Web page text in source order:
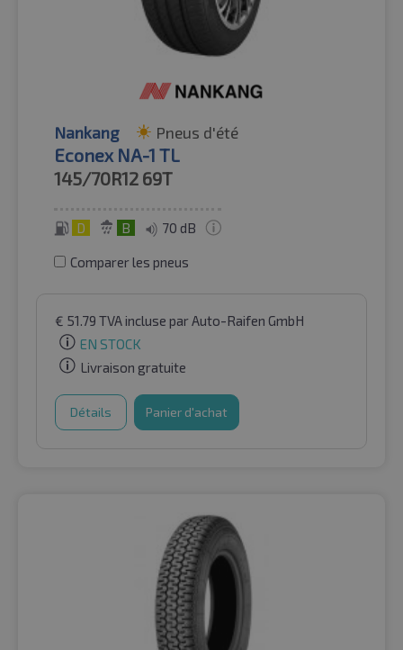
Nankang Pneus d'été
Econex NA-1 TL
145/70R12 69T
D B 70 dB
Comparer les pneus
€ 51.79 TVA incluse par Auto-Raifen GmbH
EN STOCK
Livraison gratuite
Détails Panier d'achat